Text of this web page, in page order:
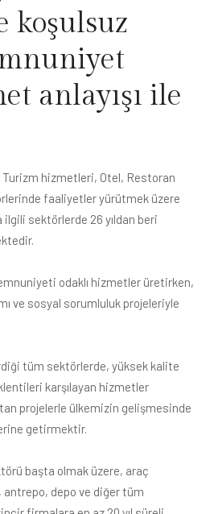
koşulsuz
anlayışı ile
Turizm hizmetleri, Otel, Restoran
faaliyetler yürütmek üzere
ilgili sektörlerde 26 yıldan beri
odaklı hizmetler üretirken,
ve sosyal sorumluluk projeleriyle
tüm sektörlerde, yüksek kalite
karşılayan hizmetler
projelerle ülkemizin gelişmesinde
getirmektir.
başta olmak üzere, araç
depo ve diğer tüm